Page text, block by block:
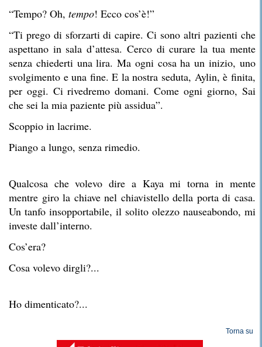
“Tempo? Oh, tempo! Ecco cos’è!”
“Ti prego di sforzarti di capire. Ci sono altri pazienti che
aspettano in sala d’attesa. Cerco di curare la tua mente
senza chiederti una lira. Ma ogni cosa ha un inizio, uno
svolgimento e una fine. E la nostra seduta, Aylin, è finita,
per oggi. Ci rivedremo domani. Come ogni giorno, Sai
che sei la mia paziente più assidua”.
Scoppio in lacrime.
Piango a lungo, senza rimedio.
Qualcosa che volevo dire a Kaya mi torna in mente
mentre giro la chiave nel chiavistello della porta di casa.
Un tanfo insopportabile, il solito olezzo nauseabondo, mi
investe dall’interno.
Cos’era?
Cosa volevo dirgli?...
Ho dimenticato?...
Torna su